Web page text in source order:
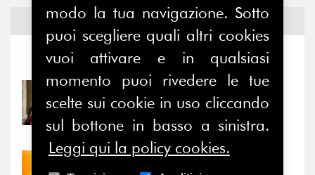
Notizie edEventi
Notizie - Eventi
Prima della pausa estiva,
il valore di...
modo la tua navigazione. Sotto
puoi scegliere quali altri cookies
vuoi attivare e in qualsiasi
momento puoi rivedere le tue
scelte sui cookie in uso cliccando
sul bottone in basso a sinistra.
Leggi qui la policy cookies.